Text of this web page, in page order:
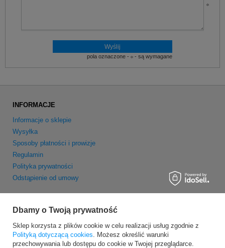
pola oznaczone - - są wymagane
INFORMACJE
Informacje o sklepie
Wysyłka
Sposoby płatności i prowizje
Regulamin
Polityka prywatności
Odstąpienie od umowy
Zarejestruj się
Moje zamówienia
Koszyk
Dbamy o Twoją prywatność
Sklep korzysta z plików cookie w celu realizacji usług zgodnie z
Polityką dotyczącą cookies. Możesz określić warunki
przechowywania lub dostępu do cookie w Twojej przeglądarce.